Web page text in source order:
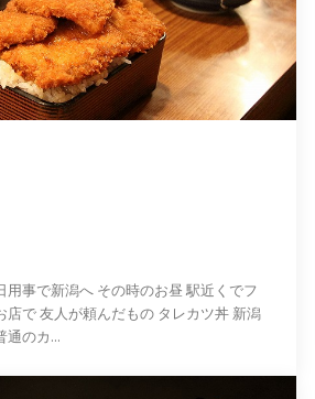
その時のお昼 駅近くでフ
レカツ丼 新潟
通のカ...